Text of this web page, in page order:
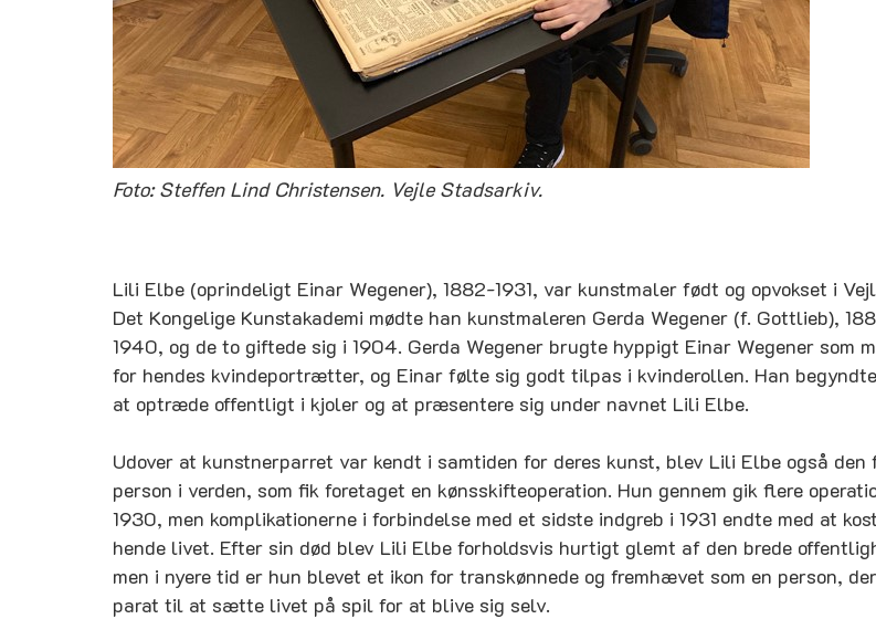
Foto: Steffen Lind Christensen. Vejle Stadsarkiv.
Lili Elbe (oprindeligt Einar Wegener), 1882-1931, var kunstmaler født og opvokset i
Det Kongelige Kunstakademi mødte han kunstmaleren Gerda Wegener (f. Gottlieb),
1940, og de to giftede sig i 1904. Gerda Wegener brugte hyppigt Einar Wegener som
for hendes kvindeportrætter, og Einar følte sig godt tilpas i kvinderollen. Han
at optræde offentligt i kjoler og at præsentere sig under navnet Lili Elbe.
Udover at kunstnerparret var kendt i samtiden for deres kunst, blev Lili Elbe også den
person i verden, som fik foretaget en kønsskifteoperation. Hun gennem gik flere
1930, men komplikationerne i forbindelse med et sidste indgreb i 1931 endte med at
hende livet. Efter sin død blev Lili Elbe forholdsvis hurtigt glemt af den brede
men i nyere tid er hun blevet et ikon for transkønnede og fremhævet som en person,
parat til at sætte livet på spil for at blive sig selv.